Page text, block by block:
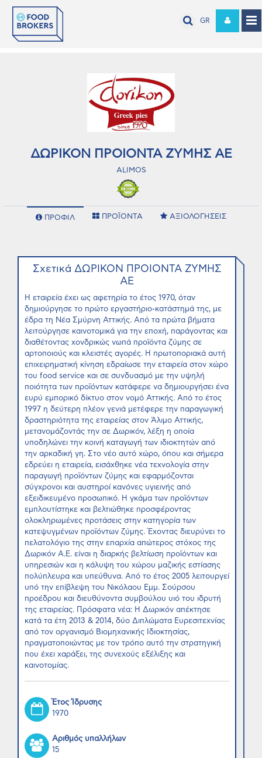
GR
ΔΩΡΙΚΟΝ ΠΡΟΙΟΝΤΑ ΖΥΜΗΣ ΑΕ
ALIMOS
ΠΡΟΦΙΛ ΠΡΟΪΟΝΤΑ ΑΞΙΟΛΟΓΗΣΕΙΣ
Σχετικά ΔΩΡΙΚΟΝ ΠΡΟΙΟΝΤΑ ΖΥΜΗΣ
ΑΕ
Η εταιρεία έχει ως αφετηρία το έτος 1970, όταν
δημιούργησε το πρώτο εργαστήριο-κατάστημά της, με
έδρα τη Νέα Σμύρνη Αττικής. Από τα πρώτα βήματα
λειτούργησε καινοτομικά για την εποχή, παράγοντας και
διαθέτοντας χονδρικώς νωπά προϊόντα ζύμης σε
αρτοποιούς και κλειστές αγορές. Η πρωτοποριακά αυτή
επιχειρηματική κίνηση εδραίωσε την εταιρεία στον χώρο
του food service και σε συνδυασμό με την υψηλή
ποιότητα των προϊόντων κατάφερε να δημιουργήσει ένα
ευρύ εμπορικό δίκτυο στον νομό Αττικής. Από το έτος
1997 η δεύτερη πλέον γενιά μετέφερε την παραγωγική
δραστηριότητα της εταιρείας στον Άλιμο Αττικής,
μετανομάζοντάς την σε Δωρικόν, λέξη η οποία
υποδηλώνει την κοινή καταγωγή των ιδιοκτητών από
την αρκαδική γη. Στο νέο αυτό χώρο, όπου και σήμερα
εδρεύει η εταιρεία, εισάχθηκε νέα τεχνολογία στην
παραγωγή προϊόντων ζύμης και εφαρμόζονται
σύγχρονοι και αυστηροί κανόνες υγιεινής από
εξειδικευμένο προσωπικό. Η γκάμα των προϊόντων
εμπλουτίστηκε και βελτιώθηκε προσφέροντας
ολοκληρωμένες προτάσεις στην κατηγορία των
κατεψυγμένων προϊόντων ζύμης. Έχοντας διευρύνει το
πελατολόγιο της στην επαρχία απώτερος στόχος της
Δωρικόν Α.Ε. είναι η διαρκής βελτίωση προϊόντων και
υπηρεσιών και η κάλυψη του χώρου μαζικής εστίασης
πολύπλευρα και υπεύθυνα. Από το έτος 2005 λειτουργεί
υπό την επίβλεψη του Νικόλαου Εμμ. Σούρσου
προέδρου και διευθύνοντα συμβούλου υιό του ιδρυτή
της εταιρείας. Πρόσφατα νέα: Η Δωρικόν απέκτησε
κατά τα έτη 2013 & 2014, δύο Διπλώματα Ευρεσιτεχνίας
από τον οργανισμό Βιομηχανικής Ιδιοκτησίας,
πραγματοποιώντας με τον τρόπο αυτό την στρατηγική
που έχει χαράξει, της συνεχούς εξέλιξης και
καινοτομίας.
Έτος Ίδρυσης
1970
Αριθμός υπαλλήλων
15